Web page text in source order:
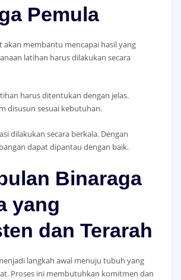
Pemula
akan membantu mencapai hasil yang
latihan harus dilakukan secara
harus ditentukan dengan jelas.
disusun sesuai kebutuhan.
dilakukan secara berkala. Dengan
dapat dipantau dengan baik.
Binaraga
yang
dan Terarah
langkah awal menuju tubuh yang
Proses ini membutuhkan komitmen dan